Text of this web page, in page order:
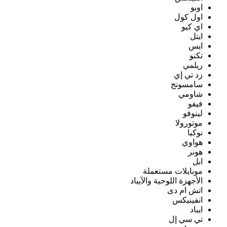
اوبو
اول كول
اي كيو
ايتل
ايس
تكنو
ريلمي
زد تي إي
سامسونج
شاومي
فيفو
لينوفو
موتورولا
نوكيا
هواوي
هونر
ابل
موبايلات مستعملة
الأجهزة اللوحية والآيباد
اتش ام دى
انفينيكس
ايباد
تي سي إل